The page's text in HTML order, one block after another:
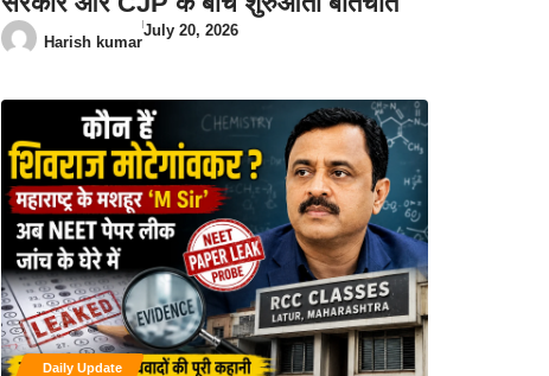
Harish kumar
July 20, 2026
Daily Update